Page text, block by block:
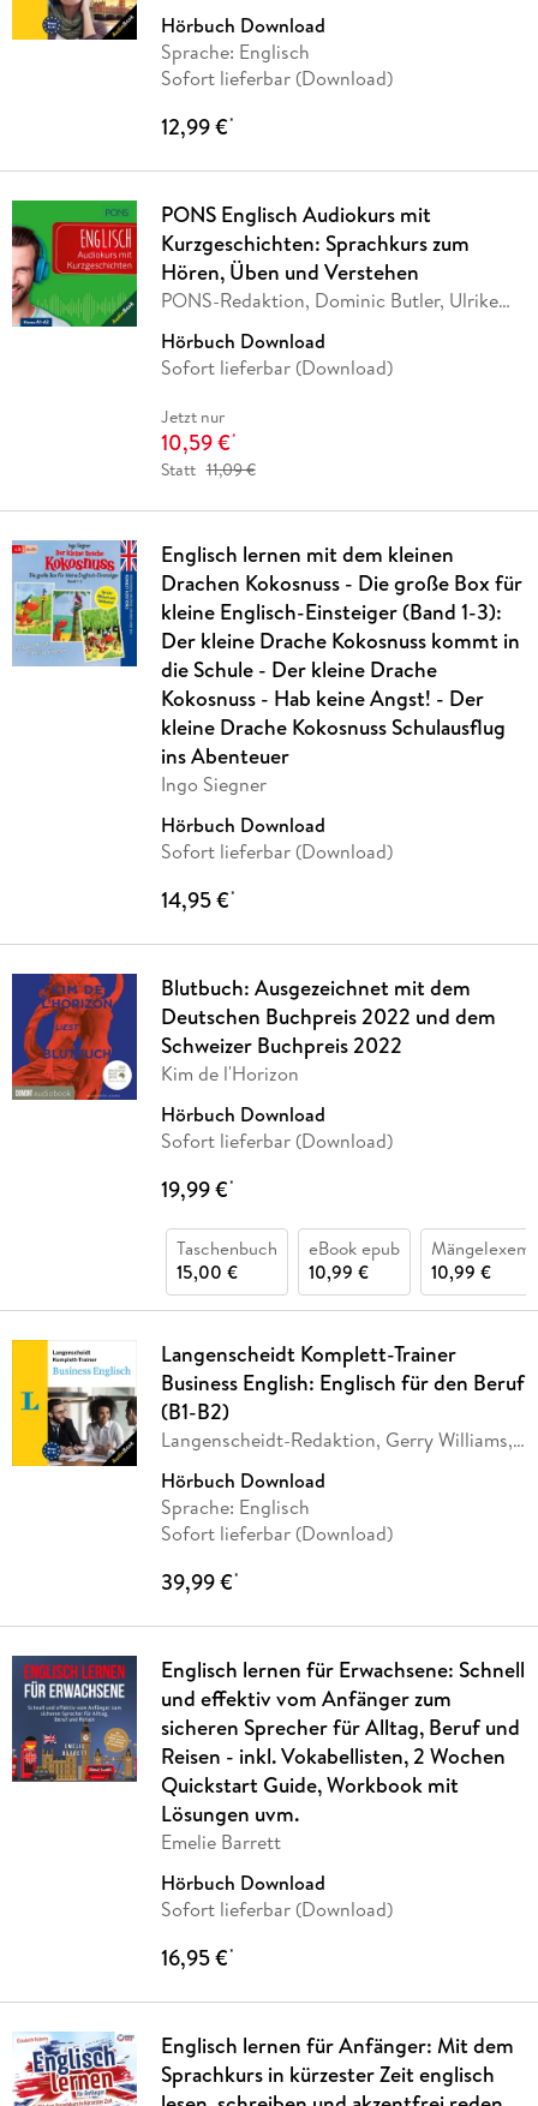
Hörbuch Download
Sprache: Englisch
Sofort lieferbar (Download)
12,99 €*
PONS Englisch Audiokurs mit
Kurzgeschichten: Sprachkurs zum
Hören, Üben und Verstehen
PONS-Redaktion, Dominic Butler, Ulrike
Hörbuch Download
Sofort lieferbar (Download)
Jetzt nur
10,59 €*
Statt 11,09 €
Englisch lernen mit dem kleinen
Drachen Kokosnuss - Die große Box für
kleine Englisch-Einsteiger (Band 1-3):
Der kleine Drache Kokosnuss kommt in
die Schule - Der kleine Drache
Kokosnuss - Hab keine Angst! - Der
kleine Drache Kokosnuss Schulausflug
ins Abenteuer
Ingo Siegner
Hörbuch Download
Sofort lieferbar (Download)
14,95 €*
Blutbuch: Ausgezeichnet mit dem
Deutschen Buchpreis 2022 und dem
Schweizer Buchpreis 2022
Kim de l'Horizon
Hörbuch Download
Sofort lieferbar (Download)
19,99 €*
Taschenbuch
15,00 €
eBook epub
10,99 €
10,99 €
Langenscheidt Komplett-Trainer
Business English: Englisch für den Beruf
(B1-B2)
Langenscheidt-Redaktion, Gerry Williams,
Hörbuch Download
Sprache: Englisch
Sofort lieferbar (Download)
39,99 €*
Englisch lernen für Erwachsene: Schnell
und effektiv vom Anfänger zum
sicheren Sprecher für Alltag, Beruf und
Reisen - inkl. Vokabellisten, 2 Wochen
Quickstart Guide, Workbook mit
Lösungen uvm.
Emelie Barrett
Hörbuch Download
Sofort lieferbar (Download)
16,95 €*
Englisch lernen für Anfänger: Mit dem
Sprachkurs in kürzester Zeit englisch